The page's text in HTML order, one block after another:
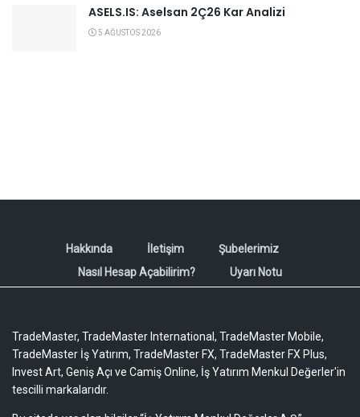
ASELS.IS: Aselsan 2Ç26 Kar Analizi
5 AĞUSTOS 2026
Hakkında İletişim
Şubelerimiz
Nasıl Hesap Açabilirim?
Uyarı Notu
TradeMaster, TradeMaster International, TradeMaster Mobile,
TradeMaster İş Yatırım, TradeMaster FX, TradeMaster FX Plus,
Invest Art, Geniş Açı ve Camiş Online, İş Yatırım Menkul Değerler'in
tescilli markalarıdır.